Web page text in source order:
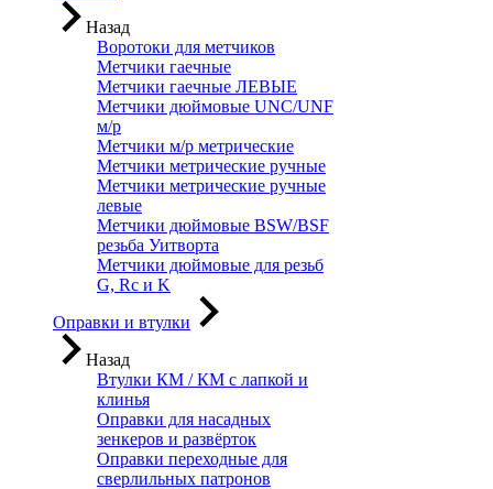
Назад
Воротоки для метчиков
Метчики гаечные
Метчики гаечные ЛЕВЫЕ
Метчики дюймовые UNC/UNF
м/р
Метчики м/р метрические
Метчики метрические ручные
Метчики метрические ручные
левые
Метчики дюймовые BSW/BSF
резьба Уитворта
Метчики дюймовые для резьб
G, Rc и K
Оправки и втулки
Назад
Втулки КМ / КМ с лапкой и
клинья
Оправки для насадных
зенкеров и развёрток
Оправки переходные для
сверлильных патронов